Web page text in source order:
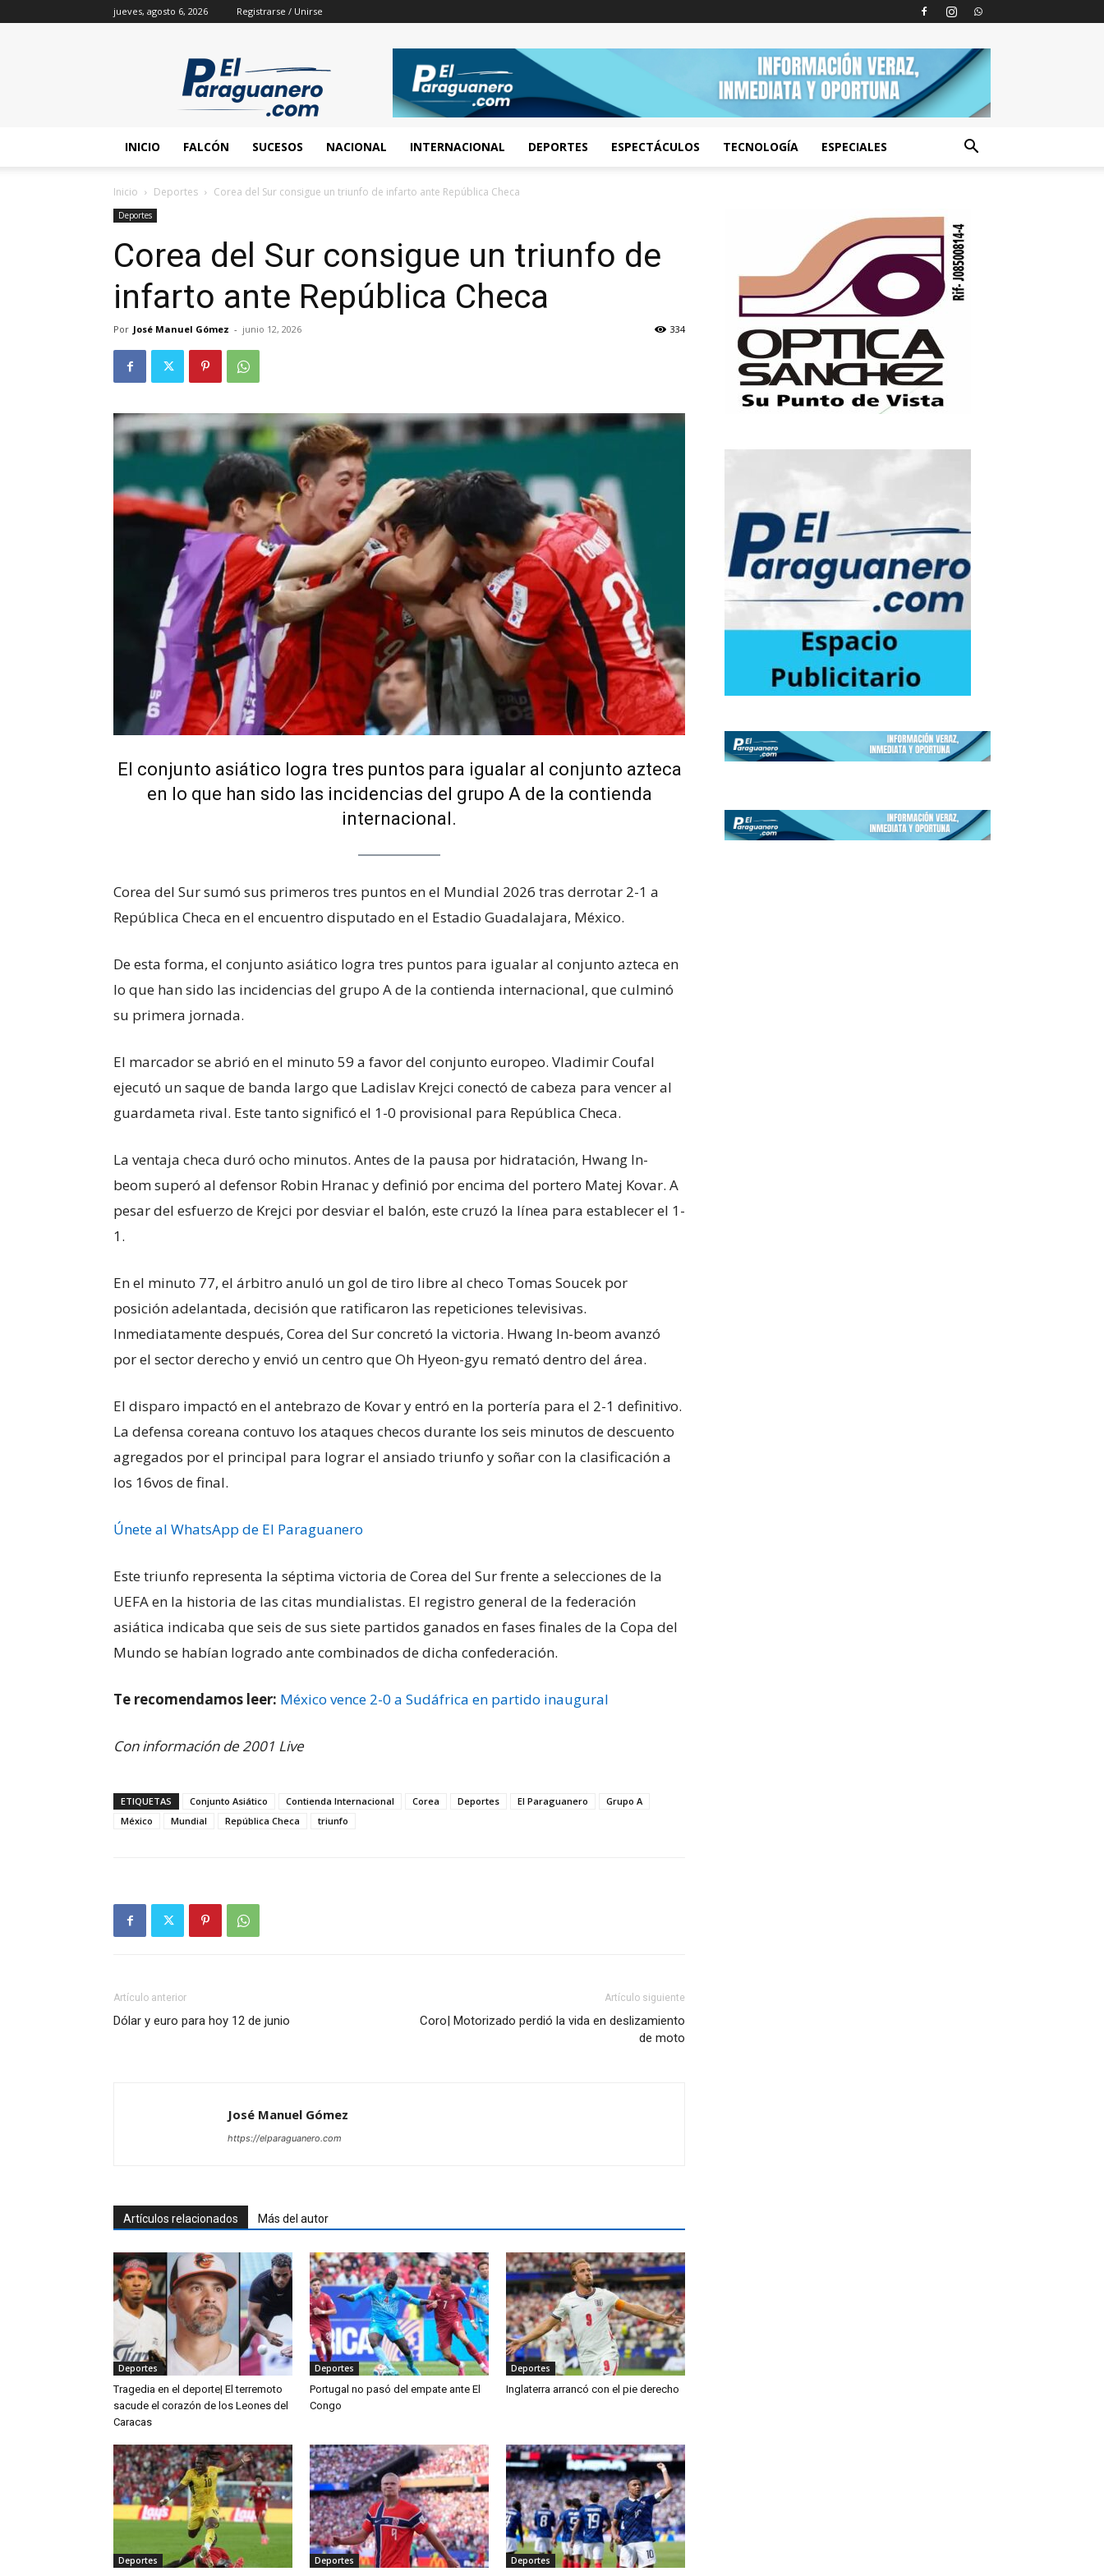
jueves, agosto 6, 2026 Registrarse / Unirse
INICIO FALCÓN SUCESOS NACIONAL INTERNACIONAL DEPORTES ESPECTÁCULOS TECNOLOGÍA ESPECIALES
Inicio Deportes Corea del Sur consigue un triunfo de infarto ante República Checa
Deportes
Corea del Sur consigue un triunfo de
infarto ante República Checa
Por José Manuel Gómez - junio 12, 2026 334
El conjunto asiático logra tres puntos para igualar al conjunto azteca
en lo que han sido las incidencias del grupo A de la contienda
internacional.
Corea del Sur sumó sus primeros tres puntos en el Mundial 2026 tras derrotar 2-1 a
República Checa en el encuentro disputado en el Estadio Guadalajara, México.
De esta forma, el conjunto asiático logra tres puntos para igualar al conjunto azteca en
lo que han sido las incidencias del grupo A de la contienda internacional, que culminó
su primera jornada.
El marcador se abrió en el minuto 59 a favor del conjunto europeo. Vladimir Coufal
ejecutó un saque de banda largo que Ladislav Krejci conectó de cabeza para vencer al
guardameta rival. Este tanto significó el 1-0 provisional para República Checa.
La ventaja checa duró ocho minutos. Antes de la pausa por hidratación, Hwang In-
beom superó al defensor Robin Hranac y definió por encima del portero Matej Kovar. A
pesar del esfuerzo de Krejci por desviar el balón, este cruzó la línea para establecer el 1-
1.
En el minuto 77, el árbitro anuló un gol de tiro libre al checo Tomas Soucek por
posición adelantada, decisión que ratificaron las repeticiones televisivas.
Inmediatamente después, Corea del Sur concretó la victoria. Hwang In-beom avanzó
por el sector derecho y envió un centro que Oh Hyeon-gyu remató dentro del área.
El disparo impactó en el antebrazo de Kovar y entró en la portería para el 2-1 definitivo.
La defensa coreana contuvo los ataques checos durante los seis minutos de descuento
agregados por el principal para lograr el ansiado triunfo y soñar con la clasificación a
los 16vos de final.
Únete al WhatsApp de El Paraguanero
Este triunfo representa la séptima victoria de Corea del Sur frente a selecciones de la
UEFA en la historia de las citas mundialistas. El registro general de la federación
asiática indicaba que seis de sus siete partidos ganados en fases finales de la Copa del
Mundo se habían logrado ante combinados de dicha confederación.
Te recomendamos leer: México vence 2-0 a Sudáfrica en partido inaugural
Con información de 2001 Live
ETIQUETAS Conjunto Asiático Contienda Internacional Corea Deportes El Paraguanero
Grupo A
México
Mundial República Checa triunfo
Artículo anterior
Dólar y euro para hoy 12 de junio
Artículo siguiente
Coro| Motorizado perdió la vida en deslizamiento
de moto
José Manuel Gómez
https://elparaguanero.com
Artículos relacionados Más del autor
Deportes
Tragedia en el deporte| El terremoto
sacude el corazón de los Leones del
Caracas
Deportes
Portugal no pasó del empate ante El
Congo
Deportes
Inglaterra arrancó con el pie derecho
Deportes Deportes Deportes